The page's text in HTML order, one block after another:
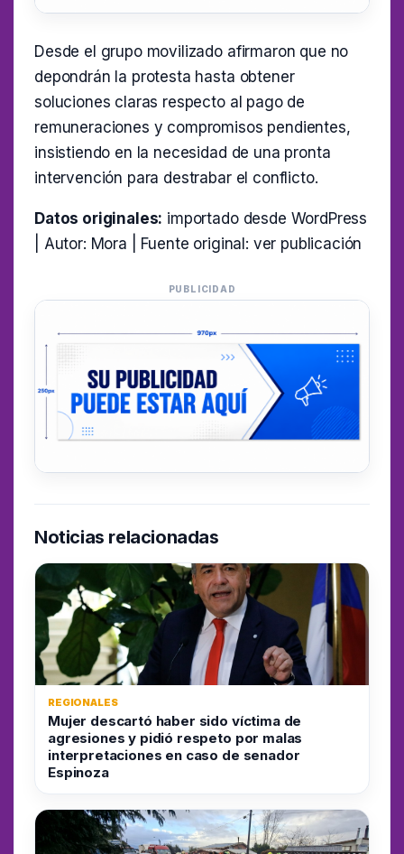
Desde el grupo movilizado afirmaron que no
depondrán la protesta hasta obtener
soluciones claras respecto al pago de
remuneraciones y compromisos pendientes,
insistiendo en la necesidad de una pronta
intervención para destrabar el conflicto.
Datos originales: importado desde WordPress
| Autor: Mora | Fuente original: ver publicación
PUBLICIDAD
Noticias relacionadas
REGIONALES
Mujer descartó haber sido víctima de
agresiones y pidió respeto por malas
interpretaciones en caso de senador
Espinoza